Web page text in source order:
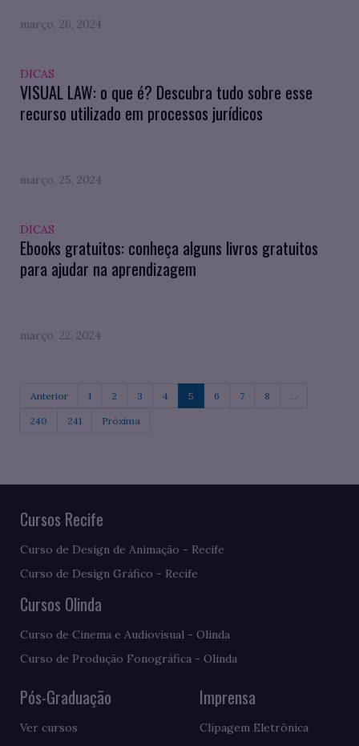
março. 26, 2024
DICAS
VISUAL LAW: o que é? Descubra tudo sobre esse
recurso utilizado em processos jurídicos
março. 25, 2024
DICAS
Ebooks gratuitos: conheça alguns livros gratuitos
para ajudar na aprendizagem
março. 22, 2024
Anterior 1 2 3 4 5 6 7 8 ...
240 241 Próxima
Cursos Recife
Curso de Design de Animação - Recife
Curso de Design Gráfico - Recife
Cursos Olinda
Curso de Cinema e Audiovisual - Olinda
Curso de Produção Fonográfica - Olinda
Pós-Graduação
Ver cursos
Imprensa
Clipagem Eletrônica